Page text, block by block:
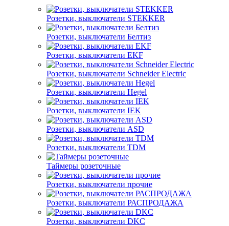
Розетки, выключатели STEKKER
Розетки, выключатели Белтиз
Розетки, выключатели EKF
Розетки, выключатели Schneider Electric
Розетки, выключатели Hegel
Розетки, выключатели IEK
Розетки, выключатели ASD
Розетки, выключатели TDM
Таймеры розеточные
Розетки, выключатели прочие
Розетки, выключатели РАСПРОДАЖА
Розетки, выключатели DKC